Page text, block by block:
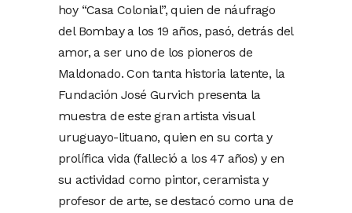
hoy “Casa Colonial”, quien de náufrago
del Bombay a los 19 años, pasó, detrás del
amor, a ser uno de los pioneros de
Maldonado. Con tanta historia latente, la
Fundación José Gurvich presenta la
muestra de este gran artista visual
uruguayo-lituano, quien en su corta y
prolífica vida (falleció a los 47 años) y en
su actividad como pintor, ceramista y
profesor de arte, se destacó como una de